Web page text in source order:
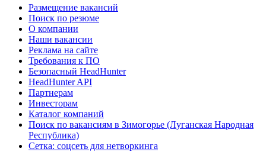
Размещение вакансий
Поиск по резюме
О компании
Наши вакансии
Реклама на сайте
Требования к ПО
Безопасный HeadHunter
HeadHunter API
Партнерам
Инвесторам
Каталог компаний
Поиск по вакансиям в Зимогорье (Луганская Народная
Республика)
Сетка: соцсеть для нетворкинга